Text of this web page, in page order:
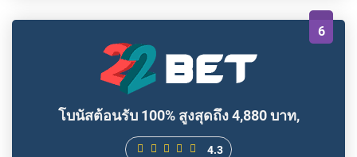
6
โบนัสต้อนรับ 100% สูงสุด ถึ ง 4,880 บาท,
4.3